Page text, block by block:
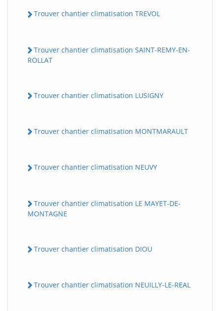
Trouver chantier climatisation TREVOL
Trouver chantier climatisation SAINT-REMY-EN-
ROLLAT
Trouver chantier climatisation LUSIGNY
Trouver chantier climatisation MONTMARAULT
Trouver chantier climatisation NEUVY
Trouver chantier climatisation LE MAYET-DE-
MONTAGNE
Trouver chantier climatisation DIOU
Trouver chantier climatisation NEUILLY-LE-REAL